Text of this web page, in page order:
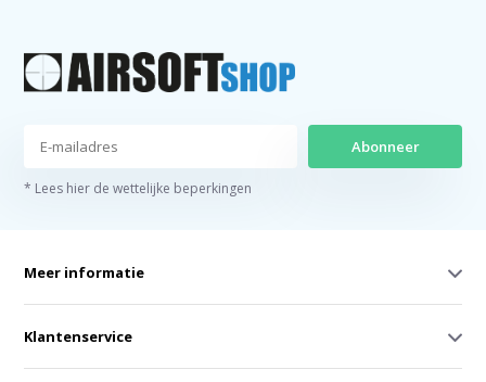
Abonneer
* Lees hier de wettelijke beperkingen
Meer informatie
Klantenservice